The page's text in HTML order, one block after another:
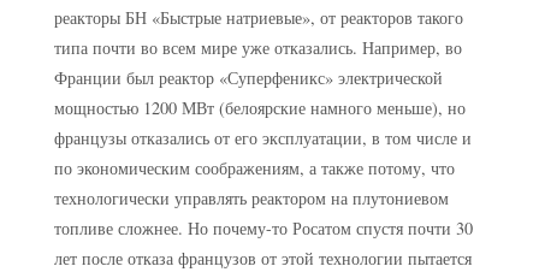
реакторы БН «Быстрые натриевые», от реакторов такого
типа почти во всем мире уже отказались. Например, во
Франции был реактор «Суперфеникс» электрической
мощностью 1200 МВт (белоярские намного меньше), но
французы отказались от его эксплуатации, в том числе и
по экономическим соображениям, а также потому, что
технологически управлять реактором на плутониевом
топливе сложнее. Но почему-то Росатом спустя почти 30
лет после отказа французов от этой технологии пытается